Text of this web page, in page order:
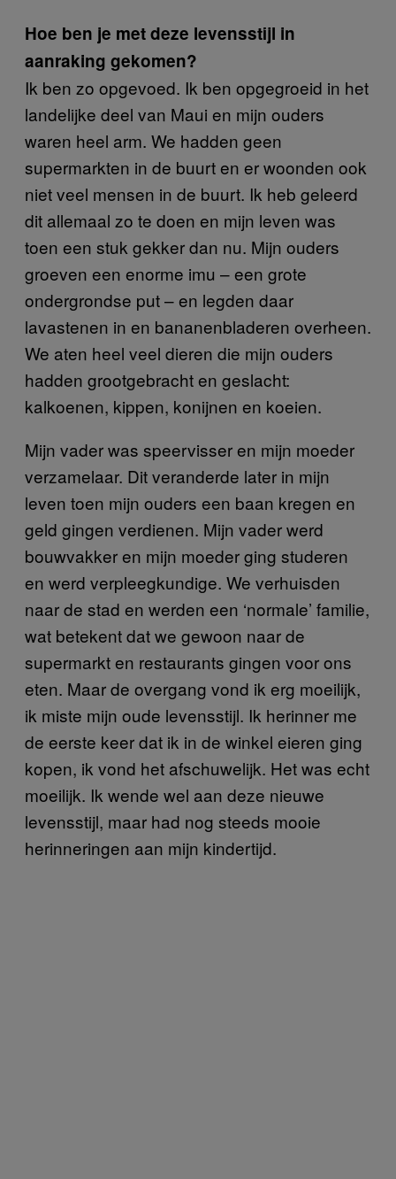
Hoe ben je met deze levensstijl in
aanraking gekomen?
Ik ben zo opgevoed. Ik ben opgegroeid in het
landelijke deel van Maui en mijn ouders
waren heel arm. We hadden geen
supermarkten in de buurt en er woonden ook
niet veel mensen in de buurt. Ik heb geleerd
dit allemaal zo te doen en mijn leven was
toen een stuk gekker dan nu. Mijn ouders
groeven een enorme imu – een grote
ondergrondse put – en legden daar
lavastenen in en bananenbladeren overheen.
We aten heel veel dieren die mijn ouders
hadden grootgebracht en geslacht:
kalkoenen, kippen, konijnen en koeien.
Mijn vader was speervisser en mijn moeder
verzamelaar. Dit veranderde later in mijn
leven toen mijn ouders een baan kregen en
geld gingen verdienen. Mijn vader werd
bouwvakker en mijn moeder ging studeren
en werd verpleegkundige. We verhuisden
naar de stad en werden een ‘normale’ familie,
wat betekent dat we gewoon naar de
supermarkt en restaurants gingen voor ons
eten. Maar de overgang vond ik erg moeilijk,
ik miste mijn oude levensstijl. Ik herinner me
de eerste keer dat ik in de winkel eieren ging
kopen, ik vond het afschuwelijk. Het was echt
moeilijk. Ik wende wel aan deze nieuwe
levensstijl, maar had nog steeds mooie
herinneringen aan mijn kindertijd.